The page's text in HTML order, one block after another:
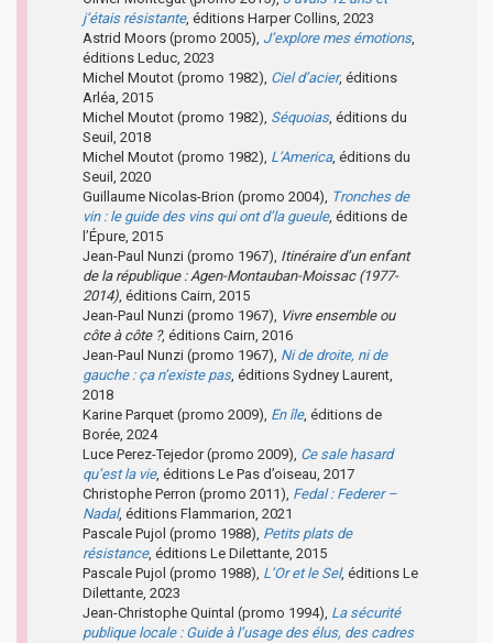
j’étais résistante, éditions Harper Collins, 2023
Astrid Moors (promo 2005), J’explore mes émotions,
éditions Leduc, 2023
Michel Moutot (promo 1982), Ciel d’acier, éditions
Arléa, 2015
Michel Moutot (promo 1982), Séquoias, éditions du
Seuil, 2018
Michel Moutot (promo 1982), L’America, éditions du
Seuil, 2020
Guillaume Nicolas-Brion (promo 2004), Tronches de
vin : le guide des vins qui ont d’la gueule, éditions de
l’Épure, 2015
Jean-Paul Nunzi (promo 1967), Itinéraire d’un enfant
de la république : Agen-Montauban-Moissac (1977-
2014), éditions Cairn, 2015
Jean-Paul Nunzi (promo 1967), Vivre ensemble ou
côte à côte ?, éditions Cairn, 2016
Jean-Paul Nunzi (promo 1967), Ni de droite, ni de
gauche : ça n’existe pas, éditions Sydney Laurent,
2018
Karine Parquet (promo 2009), En île, éditions de
Borée, 2024
Luce Perez-Tejedor (promo 2009), Ce sale hasard
qu’est la vie, éditions Le Pas d’oiseau, 2017
Christophe Perron (promo 2011), Fedal : Federer –
Nadal, éditions Flammarion, 2021
Pascale Pujol (promo 1988), Petits plats de
résistance, éditions Le Dilettante, 2015
Pascale Pujol (promo 1988), L’Or et le Sel, éditions Le
Dilettante, 2023
Jean-Christophe Quintal (promo 1994), La sécurité
publique locale : Guide à l’usage des élus, des cadres